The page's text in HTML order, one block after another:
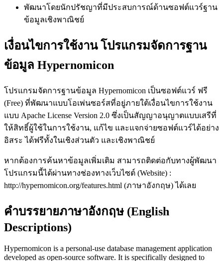
พัฒนาโดยนักปรัชญาที่มีประสบการณ์ด้านซอฟต์แวร์ฐาน
ข้อมูลเชิงพาณิชย์
เงื่อนไขการใช้งาน โปรแกรมจัดการฐาน
ข้อมูล Hypernomicon
โปรแกรมจัดการฐานข้อมูล Hypernomicon เป็นซอฟต์แวร์ ฟรี
(Free) ที่พัฒนาแบบโอเพ่นซอร์สที่อยู่ภายใต้เงื่อนไขการใช้งาน
แบบ Apache License Version 2.0 ซึ่งเป็นสัญญาอนุญาตแบบเสรีที่
ให้สิทธิ์ผู้ใช้ในการใช้งาน, แก้ไข และแจกจ่ายซอฟต์แวร์ได้อย่าง
อิสระ ได้ฟรีทั้งในเชิงส่วนตัว และเชิงพาณิชย์
หากต้องการค้นหาข้อมูลเพิ่มเติม สามารถติดต่อกับทางผู้พัฒนา
โปรแกรมนี้ได้ผ่านทางช่องทางเว็บไซต์ (Website) :
http://hypernomicon.org/features.html (ภาษาอังกฤษ) ได้เลย
คำบรรยายภาษาอังกฤษ (English
Descriptions)
Hypernomicon is a personal-use database management application
developed as open-source software. It is specifically designed to